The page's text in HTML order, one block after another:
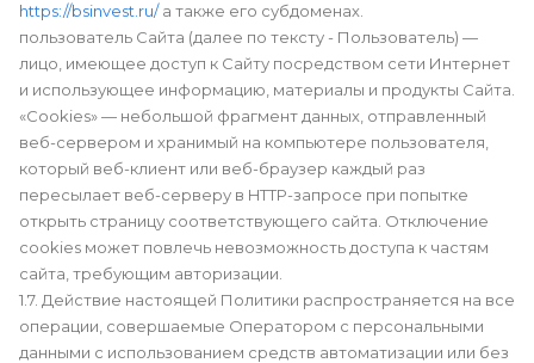
https://bsinvest.ru/а также его субдоменах.
пользователь Сайта (далее по тексту - Пользователь) —
лицо, имеющее доступ к Сайту посредством сети Интернет
и использующее информацию, материалы и продукты Сайта.
«Cookies» — небольшой фрагмент данных, отправленный
веб-сервером и хранимый на компьютере пользователя,
который веб-клиент или веб-браузер каждый раз
пересылает веб-серверу в HTTP-запросе при попытке
открыть страницу соответствующего сайта. Отключение
cookies может повлечь невозможность доступа к частям
сайта, требующим авторизации.
1.7. Действие настоящей Политики распространяется на все
операции, совершаемые Оператором с персональными
данными с использованием средств автоматизации или без